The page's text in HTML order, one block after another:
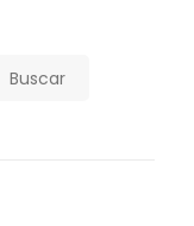
Buscar